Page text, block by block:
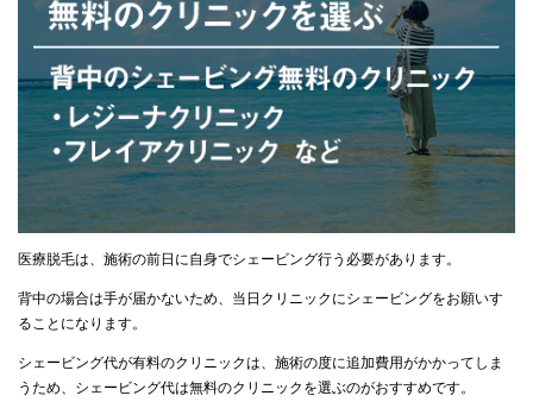
医療脱毛は、施術の前日に自身でシェービング行う必要があります。
背中の場合は手が届かないため、当日クリニックにシェービングをお願いす
ることになります。
シェービング代が有料のクリニックは、施術の度に追加費用がかかってしま
うため、シェービング代は無料のクリニックを選ぶのがおすすめです。